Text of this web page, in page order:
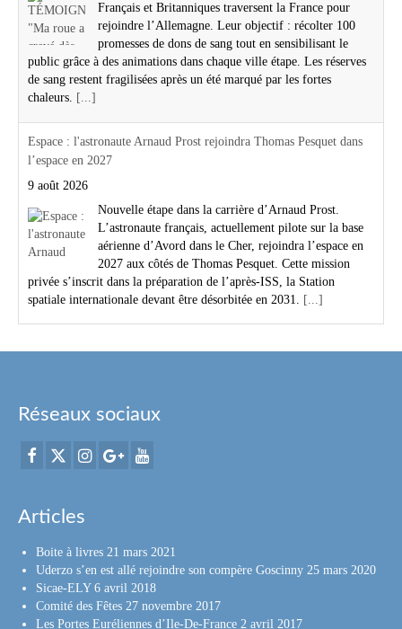
Français et Britanniques traversent la France pour
rejoindre l’Allemagne. Leur objectif : récolter 100
promesses de dons de sang tout en sensibilisant le
public grâce à des animations dans chaque ville étape. Les réserves
de sang restent fragilisées après un été marqué par les fortes
chaleurs. [...]
Espace : l'astronaute Arnaud Prost rejoindra Thomas Pesquet dans
l’espace en 2027
9 août 2026
Nouvelle étape dans la carrière d’Arnaud Prost.
L’astronaute français, actuellement pilote sur la base
aérienne d’Avord dans le Cher, rejoindra l’espace en
2027 aux côtés de Thomas Pesquet. Cette mission
privée s’inscrit dans la préparation de l’après-ISS, la Station
spatiale internationale devant être désorbitée en 2031. [...]
Réseaux sociaux
Articles
Boite à livres 21 mars 2021
Uderzo s’en est allé rejoindre son compère Goscinny 25 mars 2020
Sicae-ELY 6 avril 2018
Comité des Fêtes 27 novembre 2017
Les Portes Euréliennes d’Ile-De-France 2 avril 2017